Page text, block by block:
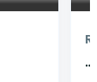
...